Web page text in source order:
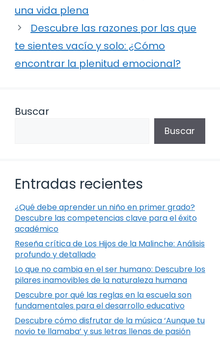
una vida plena
Descubre las razones por las que
te sientes vacío y solo: ¿Cómo
encontrar la plenitud emocional?
Buscar
Buscar
Entradas recientes
¿Qué debe aprender un niño en primer grado?
Descubre las competencias clave para el éxito
académico
Reseña crítica de Los Hijos de la Malinche: Análisis
profundo y detallado
Lo que no cambia en el ser humano: Descubre los
pilares inamovibles de la naturaleza humana
Descubre por qué las reglas en la escuela son
fundamentales para el desarrollo educativo
Descubre cómo disfrutar de la música ‘Aunque tu
novio te llamaba’ y sus letras llenas de pasión